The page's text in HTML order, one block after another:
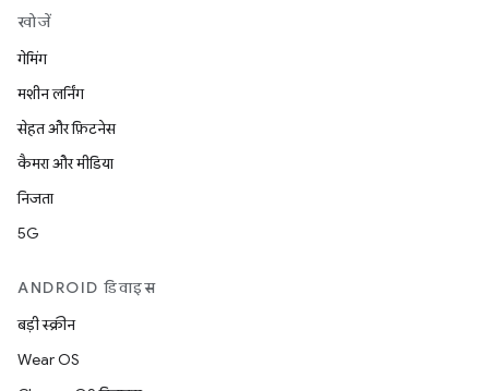
खोजें
गेमिंग
मशीन लर्निंग
सेहत और फ़िटनेस
कैमरा और मीडिया
निजता
5G
ANDROID डिवाइस
बड़ी स्क्रीन
Wear OS